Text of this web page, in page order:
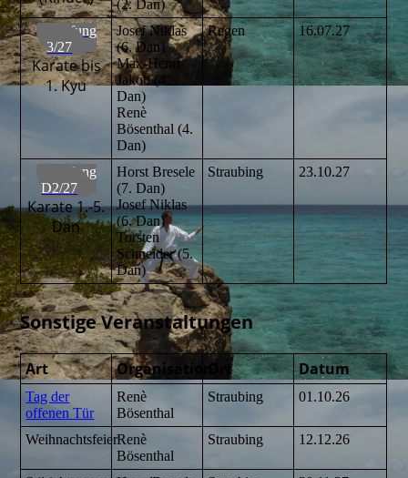
(2. Dan)
Prüfung
3/27
Karate bis
1. Kyu
Josef Niklas
(6. Dan)
Max-Henri
Jakob (4.
Dan)
Renè
Bösenthal (4.
Dan)
Regen 16.07.27
Prüfung
D2/27
Karate 1.-5.
Dan
Horst Bresele
(7. Dan)
Josef Niklas
(6. Dan)
Torsten
Schneider (5.
Dan)
Straubing 23.10.27
Sonstige Veranstaltungen
Art Organisation Ort Datum
Tag der
offenen Tür
Renè
Bösenthal
Straubing 01.10.26
WeihnachtsfeierRenè
Bösenthal
Straubing 12.12.26